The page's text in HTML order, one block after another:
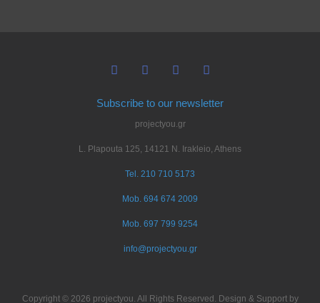
Subscribe to our newsletter
projectyou.gr
L. Plapouta 125, 14121 N. Irakleio, Athens
Tel. 210 710 5173
Mob. 694 674 2009
Mob. 697 799 9254
info@projectyou.gr
Copyright © 2026 projectyou. All Rights Reserved. Design & Support by